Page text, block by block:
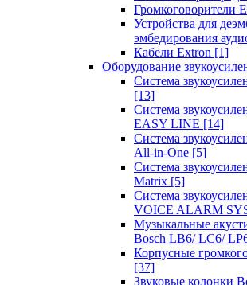
Громкоговорители
Устройства для
эмбедирования
Кабели Extron [1]
Оборудование
Система
[13]
Система
EASY LINE [14]
Система
All-in-One [5]
Система
Matrix [5]
Система
VOICE ALARM
Музыкальные
Bosch LB6/ LC6/
Корпусные
[37]
Звуковые колонки